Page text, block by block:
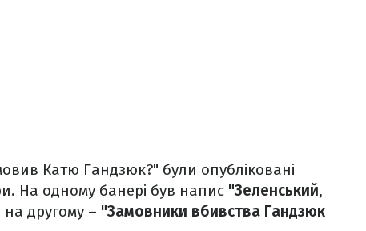
Катю Гандзюк?" були опубліковані
На одному банері був напис "Зеленський,
на другому – "Замовники вбивства Гандзюк